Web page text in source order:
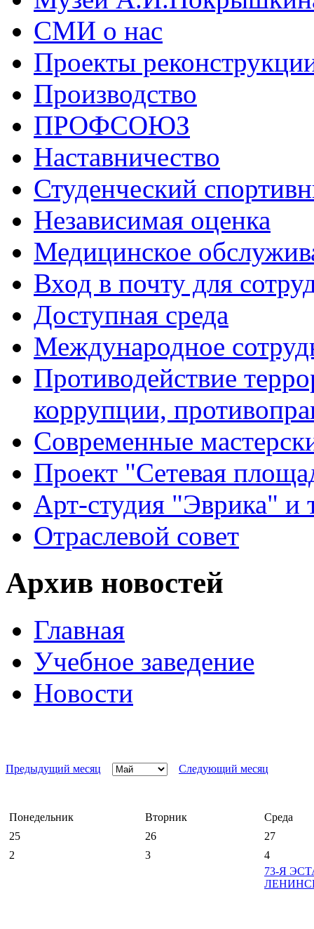
СМИ о нас
Проекты
Производство
ПРОФСОЮЗ
Наставничество
Студенческий
Независимая оценка
Медицинское
Вход в почту для
Доступная среда
Международное
Противодействие
коррупции,
Современные
Проект "Сетевая
Арт-студия "Эврика" и
Отраслевой совет
Архив новостей
Главная
Учебное заведение
Новости
Предыдущий месяц Следующий месяц
Понедельник Вторник
Среда
25
26
27
2
3
4
73-Я